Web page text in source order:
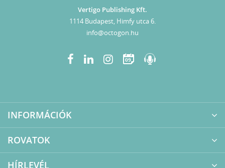
Vertigo Publishing Kft.
1114 Budapest, Himfy utca 6.
info@octogon.hu
09
INFORMÁCIÓK
ROVATOK
HÍRLEVÉL